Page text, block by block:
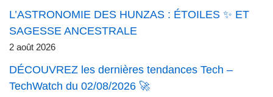
L’ASTRONOMIE DES HUNZAS : ÉTOILES ✨ ET
SAGESSE ANCESTRALE
2 août 2026
DÉCOUVREZ les dernières tendances Tech –
TechWatch du 02/08/2026 🚀